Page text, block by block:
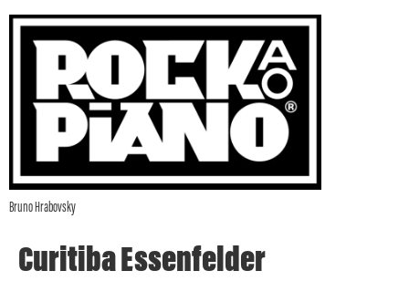
Bruno Hrabovsky
Curitiba Essenfelder